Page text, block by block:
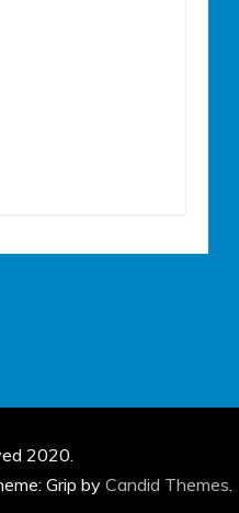
2020.
Grip by Candid Themes.